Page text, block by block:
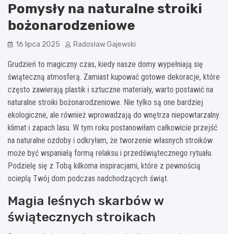
Pomysły na naturalne stroiki
bożonarodzeniowe
16 lipca 2025 Radosław Gajewski
Grudzień to magiczny czas, kiedy nasze domy wypełniają się
świąteczną atmosferą. Zamiast kupować gotowe dekoracje, które
często zawierają plastik i sztuczne materiały, warto postawić na
naturalne stroiki bożonarodzeniowe. Nie tylko są one bardziej
ekologiczne, ale również wprowadzają do wnętrza niepowtarzalny
klimat i zapach lasu. W tym roku postanowiłam całkowicie przejść
na naturalne ozdoby i odkryłam, że tworzenie własnych stroików
może być wspaniałą formą relaksu i przedświątecznego rytuału.
Podzielę się z Tobą kilkoma inspiracjami, które z pewnością
ocieplą Twój dom podczas nadchodzących świąt.
Magia leśnych skarbów w
świątecznych stroikach